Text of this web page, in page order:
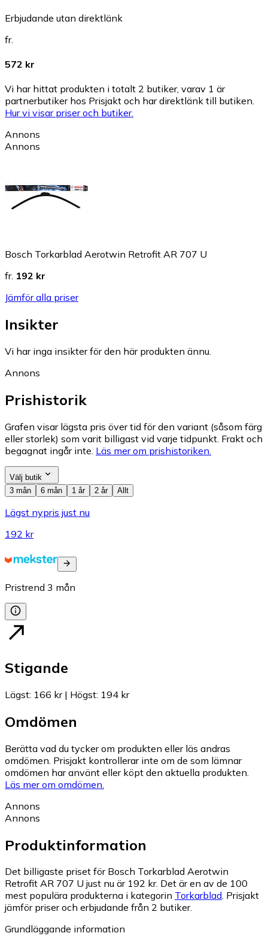
Erbjudande utan direktlänk
fr.
572 kr
Vi har hittat produkten i totalt 2 butiker, varav 1 är
partnerbutiker hos Prisjakt och har direktlänk till butiken.
Hur vi visar priser och butiker.
Annons
Annons
Bosch Torkarblad Aerotwin Retrofit AR 707 U
fr. 192 kr
Jämför alla priser
Insikter
Vi har inga insikter för den här produkten ännu.
Annons
Prishistorik
Grafen visar lägsta pris över tid för den variant (såsom färg
eller storlek) som varit billigast vid varje tidpunkt. Frakt och
begagnat ingår inte. Läs mer om prishistoriken.
Välj butik
3 mån
6 mån 1 år 2 år Allt
Lägst nypris just nu
192 kr
Pristrend 3 mån
Stigande
Lägst: 166 kr| Högst: 194 kr
Omdömen
Berätta vad du tycker om produkten eller läs andras
omdömen. Prisjakt kontrollerar inte om de som lämnar
omdömen har använt eller köpt den aktuella produkten.
Läs mer om omdömen.
Annons
Annons
Produktinformation
Det billigaste priset för Bosch Torkarblad Aerotwin
Retrofit AR 707 U just nu är 192 kr. Det är en av de 100
mest populära produkterna i kategorin Torkarblad. Prisjakt
jämför priser och erbjudande från 2 butiker.
Grundläggande information